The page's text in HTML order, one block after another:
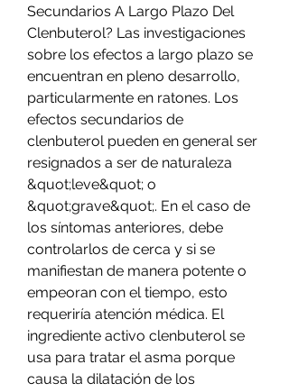
Secundarios A Largo Plazo Del
Clenbuterol? Las investigaciones
sobre los efectos a largo plazo se
encuentran en pleno desarrollo,
particularmente en ratones. Los
efectos secundarios de
clenbuterol pueden en general ser
resignados a ser de naturaleza
&quot;leve&quot; o
&quot;grave&quot;. En el caso de
los síntomas anteriores, debe
controlarlos de cerca y si se
manifiestan de manera potente o
empeoran con el tiempo, esto
requeriría atención médica. El
ingrediente activo clenbuterol se
usa para tratar el asma porque
causa la dilatación de los